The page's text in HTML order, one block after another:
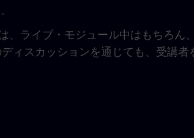
、ライブ・モジュール中はもちろん
ィスカッションを通じても、受講者